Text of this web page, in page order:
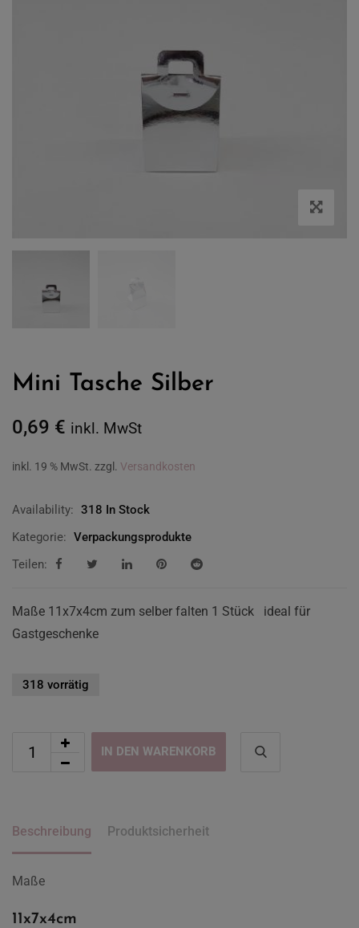
Mini Tasche Silber
0,69 € inkl. MwSt
inkl. 19 % MwSt. zzgl. Versandkosten
Availability: 318 In Stock
Kategorie: Verpackungsprodukte
Teilen:
Maße 11x7x4cm zum selber falten 1 Stück ideal für
Gastgeschenke
318 vorrätig
IN DEN WARENKORB
Beschreibung Produktsicherheit
Maße
11x7x4cm